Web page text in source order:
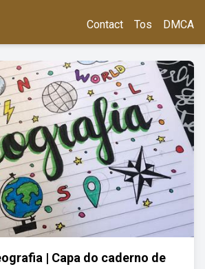
Contact Tos DMCA
| Capa do caderno de